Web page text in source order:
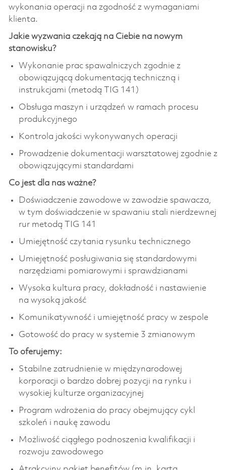
wykonania operacji na zgodność z wymaganiami
klienta.
Jakie wyzwania czekają na Ciebie na nowym
stanowisku?
Wykonanie prac spawalniczych zgodnie z
obowiązującą dokumentacją techniczną i
instrukcjami (metodą TIG 141)
Obsługa maszyn i urządzeń w ramach procesu
produkcyjnego
Kontrola jakości wykonywanych operacji
Prowadzenie dokumentacji warsztatowej zgodnie z
obowiązującymi standardami
Co jest dla nas ważne?
Doświadczenie zawodowe w zawodzie spawacza,
w tym doświadczenie w spawaniu stali nierdzewnej
rur metodą TIG 141
Umiejętność czytania rysunku technicznego
Umiejętność posługiwania się standardowymi
narzędziami pomiarowymi i sprawdzianami
Wysoka kultura pracy, dokładność i nastawienie
na wysoką jakość
Komunikatywność i umiejętność pracy w zespole
Gotowość do pracy w systemie 3 zmianowym
To oferujemy:
Stabilne zatrudnienie w międzynarodowej
korporacji o bardzo dobrej pozycji na rynku i
wysokiej kulturze organizacyjnej
Program wdrożenia do pracy obejmujący cykl
szkoleń i naukę zawodu
Możliwość ciągłego podnoszenia kwalifikacji i
rozwoju zawodowego